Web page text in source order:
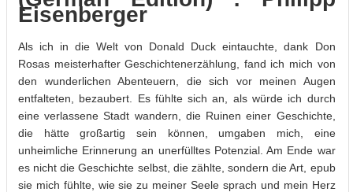
Eisenberger
Als ich in die Welt von Donald Duck eintauchte, dank Don
Rosas meisterhafter Geschichtenerzählung, fand ich mich von
den wunderlichen Abenteuern, die sich vor meinen Augen
entfalteten, bezaubert. Es fühlte sich an, als würde ich durch
eine verlassene Stadt wandern, die Ruinen einer Geschichte,
die hätte großartig sein können, umgaben mich, eine
unheimliche Erinnerung an unerfülltes Potenzial. Am Ende war
es nicht die Geschichte selbst, die zählte, sondern die Art, epub
sie mich fühlte, wie sie zu meiner Seele sprach und mein Herz